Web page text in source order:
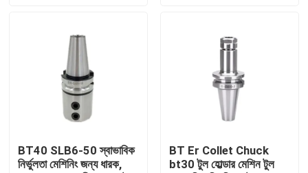
BT40 SLB6-50 স্বাভাবিক
নির্ভুলতা মেশিনিং জন্য ধারক,
BT Er Collet Chuck
bt30 টুল হোল্ডার মেশিন টুল